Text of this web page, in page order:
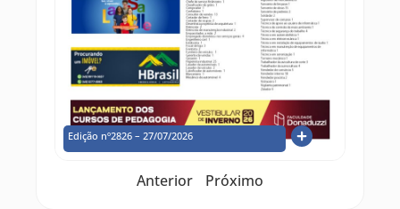
Edição nº2826 – 27/07/2026
Anterior Próximo